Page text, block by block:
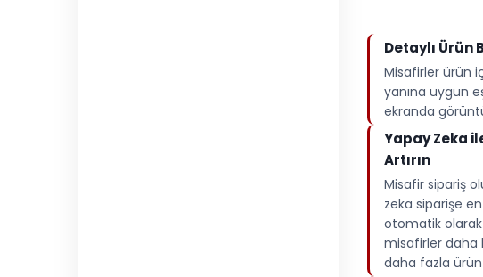
Detaylı Ürün
Misafirler ürün
yanına uygun
ekranda
Yapay Zeka
Artırın
Misafir sipariş
zeka siparişe
otomatik
misafirler daha
daha fazla